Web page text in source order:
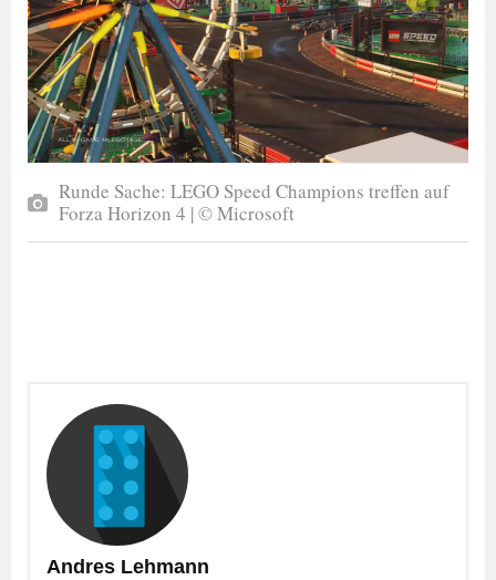
Runde Sache: LEGO Speed Champions treffen auf
Forza Horizon 4 | © Microsoft
Andres Lehmann